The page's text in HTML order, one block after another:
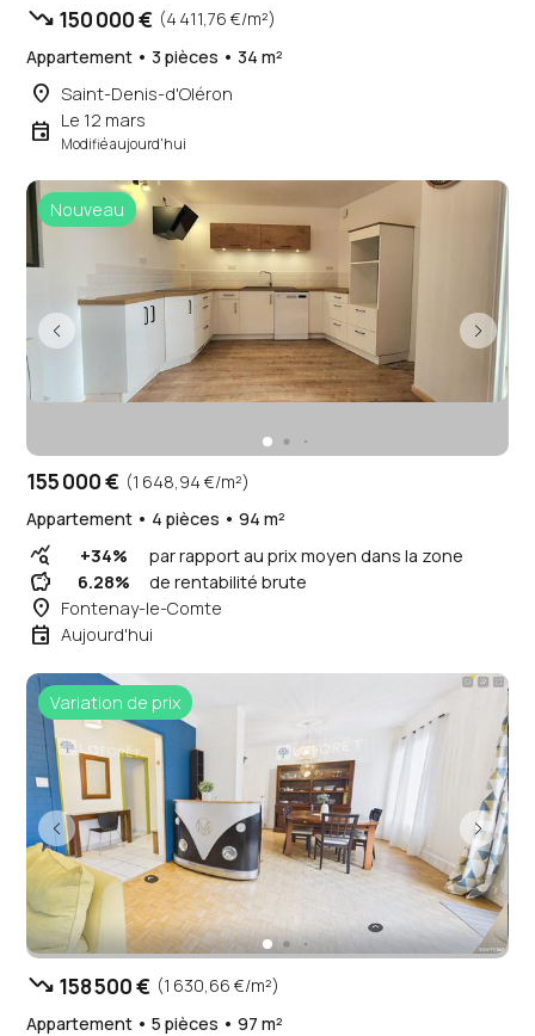
trending_down 150 000 € (4 411,76 €/m²)
Appartement • 3 pièces • 34 m²
place Saint-Denis-d'Oléron
event Le 12 mars
Modifié aujourd'hui
Nouveau
155 000 € (1 648,94 €/m²)
Appartement • 4 pièces • 94 m²
query_stats +34% par rapport au prix moyen dans la zone
savings 6.28% de rentabilité brute
place Fontenay-le-Comte
event Aujourd'hui
Variation de prix
trending_down 158 500 € (1 630,66 €/m²)
Appartement • 5 pièces • 97 m²